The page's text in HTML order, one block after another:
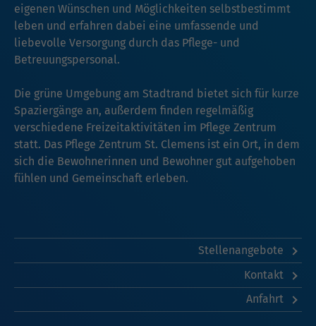
eigenen Wünschen und Möglichkeiten selbstbestimmt
leben und erfahren dabei eine umfassende und
liebevolle Versorgung durch das Pflege- und
Betreuungspersonal.
Die grüne Umgebung am Stadtrand bietet sich für kurze
Spaziergänge an, außerdem finden regelmäßig
verschiedene Freizeitaktivitäten im Pflege Zentrum
statt. Das Pflege Zentrum St. Clemens ist ein Ort, in dem
sich die Bewohnerinnen und Bewohner gut aufgehoben
fühlen und Gemeinschaft erleben.
Stellenangebote
Kontakt
Anfahrt